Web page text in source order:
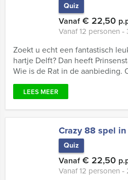
Quiz
Vanaf€ 22,50
Vanaf 12 personen
Zoekt u echt een fantastisch
hartje Delft? Dan heeft
Wie is de Rat in de aanbieding.
LEES MEER
Crazy 88 spel
Quiz
Vanaf€ 22,50
Vanaf 12 personen